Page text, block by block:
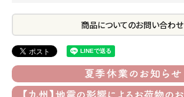
ACCOUNT MENU
ようこそ ゲスト 様
商品についてのお問い合わせ